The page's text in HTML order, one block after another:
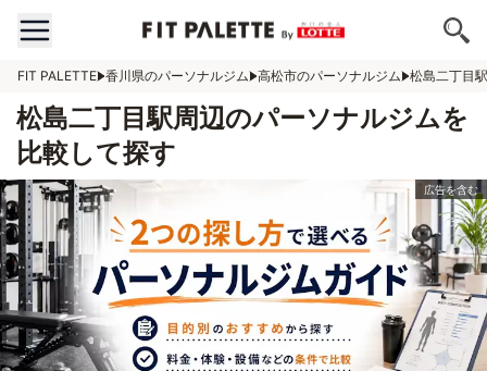
FIT PALETTE 香川県のパーソナルジム 高松市のパーソナルジム 松島二丁目
松島二丁目駅周辺のパーソナルジムを
比較して探す